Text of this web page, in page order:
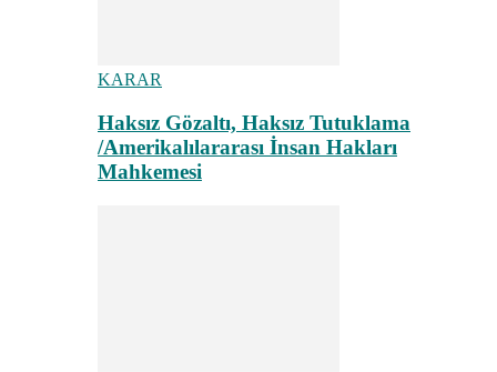
KARAR
Haksız Gözaltı, Haksız Tutuklama
/Amerikalılararası İnsan Hakları
Mahkemesi